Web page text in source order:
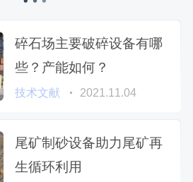
碎石场主要破碎设备有哪
些？产能如何？
技术文献 2021.11.04
尾矿制砂设备助力尾矿再
生循环利用